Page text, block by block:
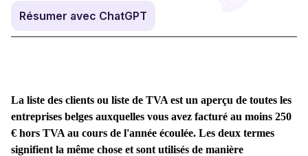
Résumer avec ChatGPT
La liste des clients ou liste de TVA est un aperçu de toutes les
entreprises belges auxquelles vous avez facturé au moins 250
€ hors TVA au cours de l'année écoulée. Les deux termes
signifient la même chose et sont utilisés de manière